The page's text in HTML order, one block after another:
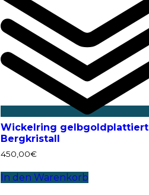
Wickelring gelbgoldplattiert
Bergkristall
450,00€
In den Warenkorb